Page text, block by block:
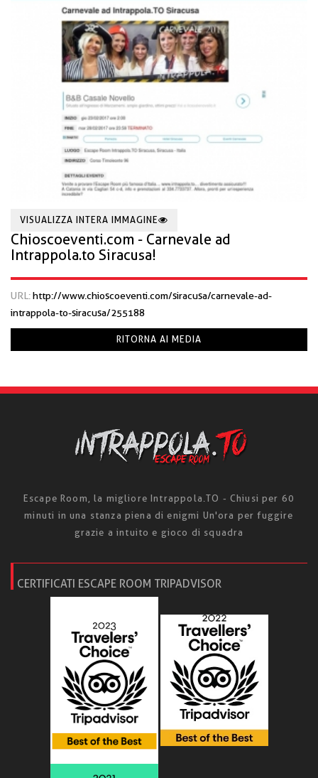
VISUALIZZA INTERA IMMAGINE
Chioscoeventi.com - Carnevale ad
Intrappola.to Siracusa!
URL:http://www.chioscoeventi.com/siracusa/carnevale-ad-
intrappola-to-siracusa/255188
RITORNA AI MEDIA
Escape Room, la migliore Intrappola.TO - Chiusi per 60
minuti in una stanza piena di enigmi Un'ora per fuggire
grazie a intuito e gioco di squadra
CERTIFICATI ESCAPE ROOM TRIPADVISOR